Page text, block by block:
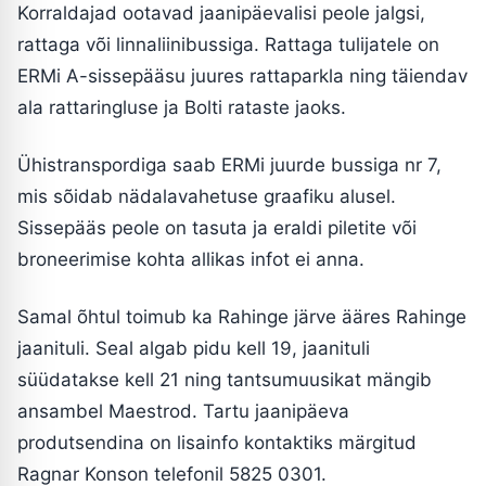
Korraldajad ootavad jaanipäevalisi peole jalgsi,
rattaga või linnaliinibussiga. Rattaga tulijatele on
ERMi A-sissepääsu juures rattaparkla ning täiendav
ala rattaringluse ja Bolti rataste jaoks.
Ühistranspordiga saab ERMi juurde bussiga nr 7,
mis sõidab nädalavahetuse graafiku alusel.
Sissepääs peole on tasuta ja eraldi piletite või
broneerimise kohta allikas infot ei anna.
Samal õhtul toimub ka Rahinge järve ääres Rahinge
jaanituli. Seal algab pidu kell 19, jaanituli
süüdatakse kell 21 ning tantsumuusikat mängib
ansambel Maestrod. Tartu jaanipäeva
produtsendina on lisainfo kontaktiks märgitud
Ragnar Konson telefonil 5825 0301.